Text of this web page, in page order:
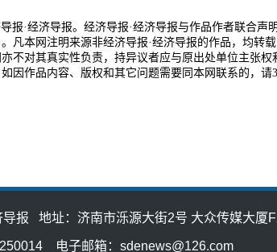
·经济导报。经济导报·经济导报与作品作者联合声明
凡本网注明来源非经济导报·经济导报的作品，均转载
不对其真实性负责，持异议者应与原出处单位主张权
因作品内容、版权和其它问题需要同本网联系的，请
导报 地址：济南市泺源大街2号 大众传媒大厦
电子邮箱：sdenews@126.com